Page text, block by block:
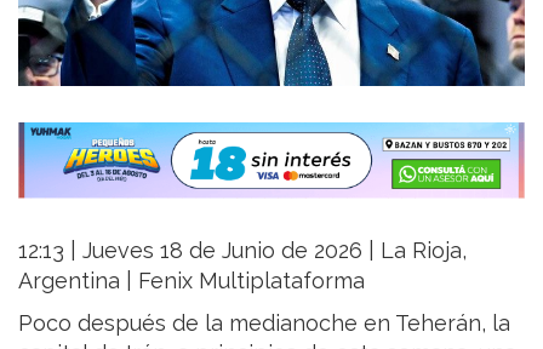
12:13 | Jueves 18 de Junio de 2026 | La Rioja,
Argentina | Fenix Multiplataforma
Poco después de la medianoche en Teherán, la